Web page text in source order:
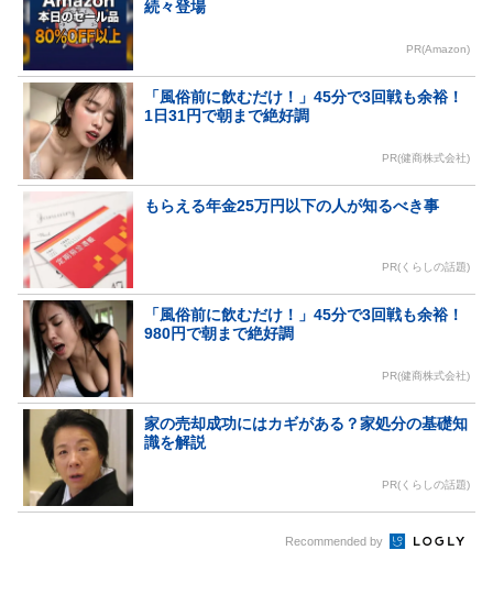
続々登場
PR(Amazon)
「風俗前に飲むだけ！」45分で3回戦も余裕！
1日31円で朝まで絶好調
PR(健商株式会社)
もらえる年金25万円以下の人が知るべき事
PR(くらしの話題)
「風俗前に飲むだけ！」45分で3回戦も余裕！
980円で朝まで絶好調
PR(健商株式会社)
家の売却成功にはカギがある？家処分の基礎知
識を解説
PR(くらしの話題)
Recommended by